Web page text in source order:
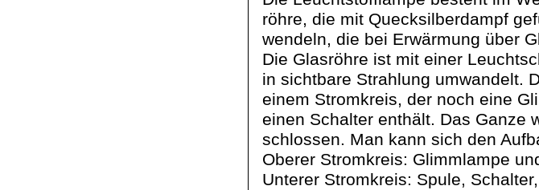
röhre, die mit Quecksilberdampf
wendeln, die bei Erwärmung über
Die Glasröhre ist mit einer
in sichtbare Strahlung umwandelt.
einem Stromkreis, der noch eine
einen Schalter enthält. Das Ganze
schlossen. Man kann sich den
Oberer Stromkreis: Glimmlampe
Unterer Stromkreis: Spule,